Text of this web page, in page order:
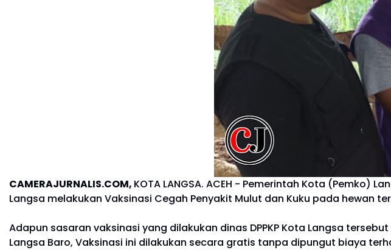
CAMERAJURNALIS.COM, KOTA LANGSA. ACEH - Pemerintah Kota (Pemko)
Langsa melakukan Vaksinasi Cegah Penyakit Mulut dan Kuku pada hewan
Adapun sasaran vaksinasi yang dilakukan dinas DPPKP Kota Langsa
Langsa Baro, Vaksinasi ini dilakukan secara gratis tanpa dipungut biaya